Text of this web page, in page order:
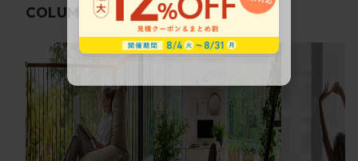
COLUMN 関連コラム